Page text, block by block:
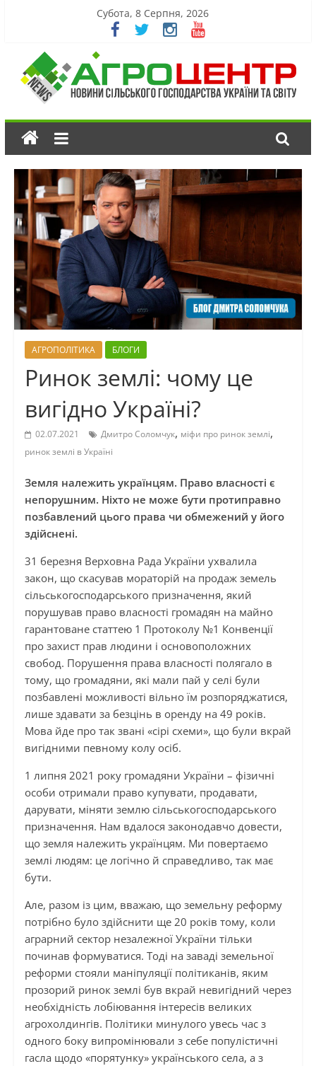
Субота, 8 Серпня, 2026
АГРОПОЛІТИКА БЛОГИ
Ринок землі: чому це
вигідно Україні?
02.07.2021 Дмитро Соломчук, міфи про ринок землі,
ринок землі в Україні
Земля належить українцям. Право власності є
непорушним. Ніхто не може бути протиправно
позбавлений цього права чи обмежений у його
здійснені.
31 березня Верховна Рада України ухвалила
закон, що скасував мораторій на продаж земель
сільськогосподарського призначення, який
порушував право власності громадян на майно
гарантоване статтею 1 Протоколу №1 Конвенції
про захист прав людини і основоположних
свобод. Порушення права власності полягало в
тому, що громадяни, які мали пай у селі були
позбавлені можливості вільно їм розпоряджатися,
лише здавати за безцінь в оренду на 49 років.
Мова йде про так звані «сірі схеми», що були вкрай
вигідними певному колу осіб.
1 липня 2021 року громадяни України – фізичні
особи отримали право купувати, продавати,
дарувати, міняти землю сільськогосподарського
призначення. Нам вдалося законодавчо довести,
що земля належить українцям. Ми повертаємо
землі людям: це логічно й справедливо, так має
бути.
Але, разом із цим, вважаю, що земельну реформу
потрібно було здійснити ще 20 років тому, коли
аграрний сектор незалежної України тільки
починав формуватися. Тоді на заваді земельної
реформи стояли маніпуляції політиканів, яким
прозорий ринок землі був вкрай невигідний через
необхідність лобіювання інтересів великих
агрохолдингів. Політики минулого увесь час з
одного боку випромінювали з себе популістичні
гасла щодо «порятунку» українського села, а з